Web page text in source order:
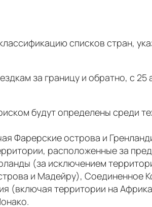
списков стран,
за границу и обратно, с 25
будут определены среди
Фарерские острова и
расположенные за
(за исключением
и Мадейру), Соединенное
(включая территории на